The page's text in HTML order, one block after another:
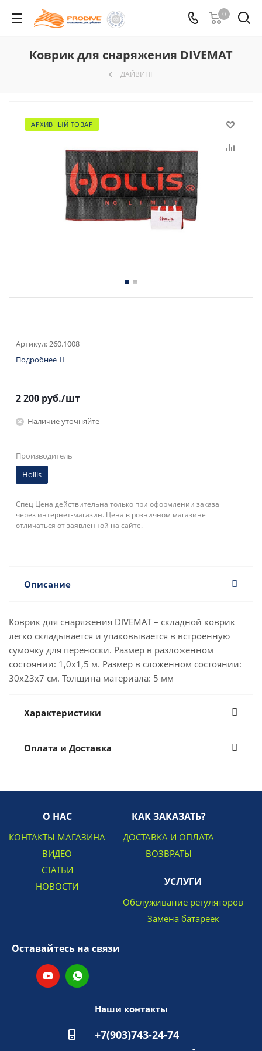
0
Коврик для снаряжения DIVEMAT
ДАЙВИНГ
АРХИВНЫЙ ТОВАР
Артикул:260.1008
Подробнее
2 200 руб./шт
Наличие уточняйте
Производитель
Hollis
Спец Цена действительна только при оформлении заказа
через интернет-магазин. Цена в розничном магазине
отличаться от заявленной на сайте.
Описание
Коврик для снаряжения DIVEMAT – складной коврик
легко складывается и упаковывается в встроенную
сумочку для переноски. Размер в разложенном
состоянии: 1,0х1,5 м. Размер в сложенном состоянии:
30х23х7 см. Толщина материала: 5 мм
Характеристики
Оплата и Доставка
О НАС
КОНТАКТЫ МАГАЗИНА
ВИДЕО
СТАТЬИ
НОВОСТИ
КАК ЗАКАЗАТЬ?
ДОСТАВКА И ОПЛАТА
ВОЗВРАТЫ
УСЛУГИ
Обслуживание регуляторов
Замена батареек
Оставайтесь на связи
Наши контакты
+7(903)743-24-74